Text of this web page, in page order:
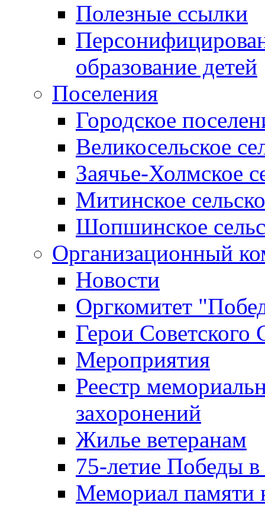
Полезные ссылки
образование детей
Поселения
Городское
Великосельское
Заячье-Холмское
Митинское
Шопшинское
Организационный
Новости
Оргкомитет
Герои Советского
Мероприятия
Реестр
захоронений
Жилье ветеранам
75-летие Победы
Мемориал памяти